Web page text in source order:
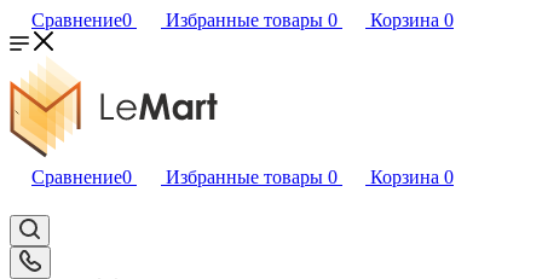
Сравнение0 Избранные товары 0 Корзина 0
Сравнение0 Избранные товары 0 Корзина 0